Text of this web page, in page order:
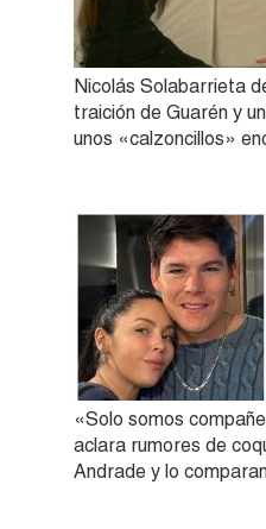
Nicolás Solabarrieta
traición de Guarén y
unos «calzoncillos»
«Solo somos
aclara rumores de
Andrade y lo